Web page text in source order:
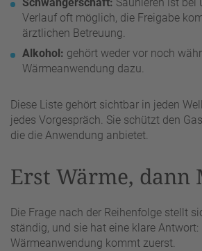
Verlauf oft möglich, die Freigabe
ärztlichen Betreuung.
Alkohol: gehört weder vor noch
Wärmeanwendung dazu.
Diese Liste gehört sichtbar in jeden
jedes Vorgespräch. Sie schützt den
die die Anwendung anbietet.
Erst Wärme, dann
Die Frage nach der Reihenfolge stellt
ständig, und sie hat eine klare Antwort:
Wärmeanwendung kommt zuerst.